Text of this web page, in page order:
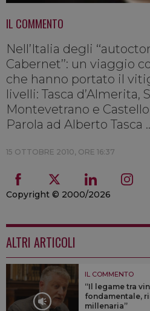
IL COMMENTO
Nell’Italia degli
Cabernet’’: un viaggio
che hanno portato il
livelli: Tasca d’Almerita,
Montevetrano e
Parola ad Alberto Tasca
15 OTTOBRE 2010, ORE 16:37
Copyright © 2000/2026
ALTRI ARTICOLI
IL COMMENTO
“Il legame tra
fondamentale,
millenaria”